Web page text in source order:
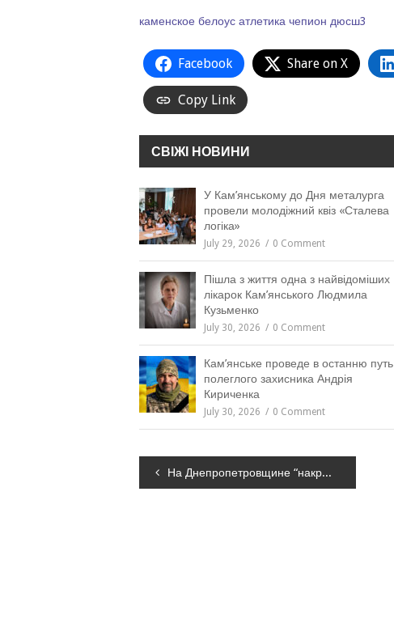
каменское белоус атлетика чепион дюсш3
Facebook Share on X
Copy Link
СВІЖІ НОВИНИ
У Кам’янському до Дня металурга
провели молодіжний квіз «Сталева
логіка»
July 29, 2026 0 Comment
Пішла з життя одна з найвідоміших
лікарок Кам’янського Людмила
Кузьменко
July 30, 2026 0 Comment
Кам’янське проведе в останню путь
полеглого захисника Андрія
Кириченка
July 30, 2026 0 Comment
Навігація
На Днепропетровщине “накрыли” онлайн-порностудию, – ФОТО